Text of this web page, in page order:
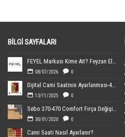
BILGI SAYFALARI
FEYEL Markası Kime Ait? Feyzan Elektronik Hakkında Bilgiler
08/07/2026 0
Dijital Cami Saatinin Ayarlanması-40x60 cm Boyutundaki
13/11/2025 0
Sebo 370-470 Comfort Fırça Değişimi
30/01/2020 0
Cami Saati Nasıl Ayarlanır?